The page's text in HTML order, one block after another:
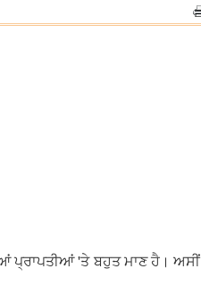
ਪ੍ਰਾਪਤੀਆਂ 'ਤੇ ਬਹੁਤ ਮਾਣ ਹੈ। ਅਸੀਂ